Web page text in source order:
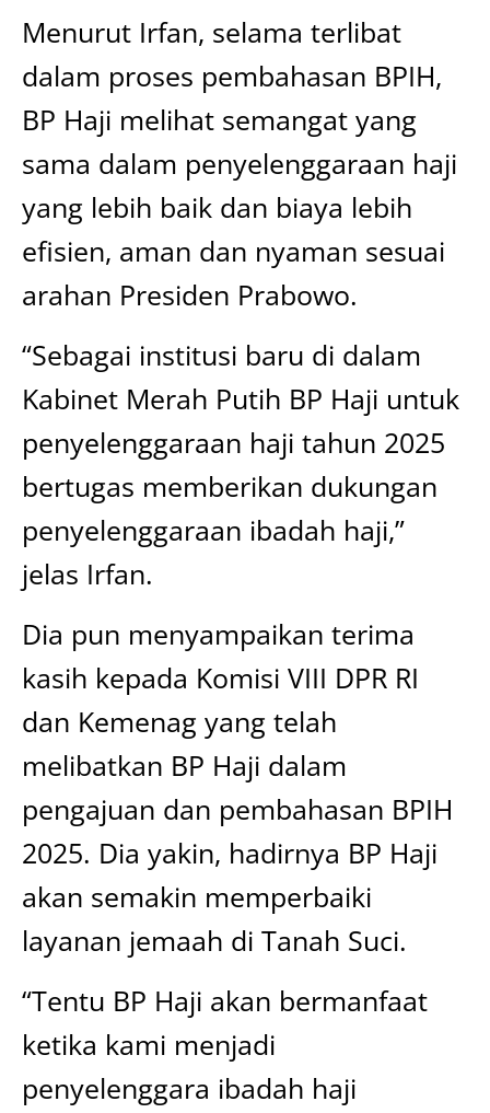
Menurut Irfan, selama terlibat
dalam proses pembahasan BPIH,
BP Haji melihat semangat yang
sama dalam penyelenggaraan haji
yang lebih baik dan biaya lebih
efisien, aman dan nyaman sesuai
arahan Presiden Prabowo.
“Sebagai institusi baru di dalam
Kabinet Merah Putih BP Haji untuk
penyelenggaraan haji tahun 2025
bertugas memberikan dukungan
penyelenggaraan ibadah haji,”
jelas Irfan.
Dia pun menyampaikan terima
kasih kepada Komisi VIII DPR RI
dan Kemenag yang telah
melibatkan BP Haji dalam
pengajuan dan pembahasan BPIH
2025. Dia yakin, hadirnya BP Haji
akan semakin memperbaiki
layanan jemaah di Tanah Suci.
“Tentu BP Haji akan bermanfaat
ketika kami menjadi
penyelenggara ibadah haji